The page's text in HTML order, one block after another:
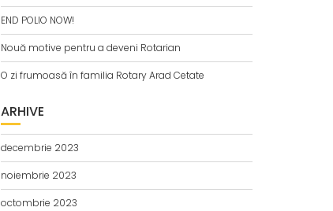
END POLIO NOW!
Nouă motive pentru a deveni Rotarian
O zi frumoasă în familia Rotary Arad Cetate
ARHIVE
decembrie 2023
noiembrie 2023
octombrie 2023